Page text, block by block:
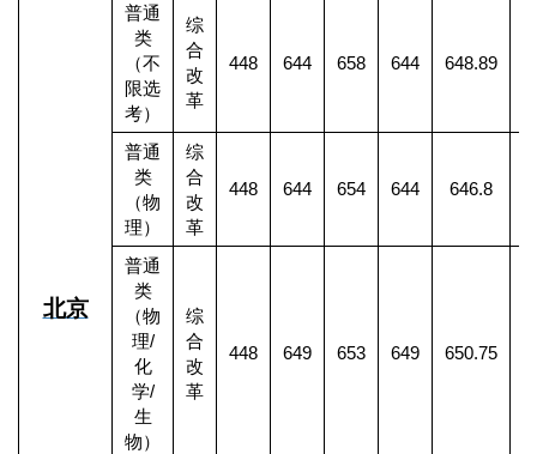
北京
普通
类
（不
限选
考）
综
合
改
革
448 644 658 644 648.89
普通
类
（物
理）
综
合
改
革
448 644 654 644 646.8
普通
类
（物
理/
化
学/
生
物）
综
合
改
革
448 649 653 649 650.75